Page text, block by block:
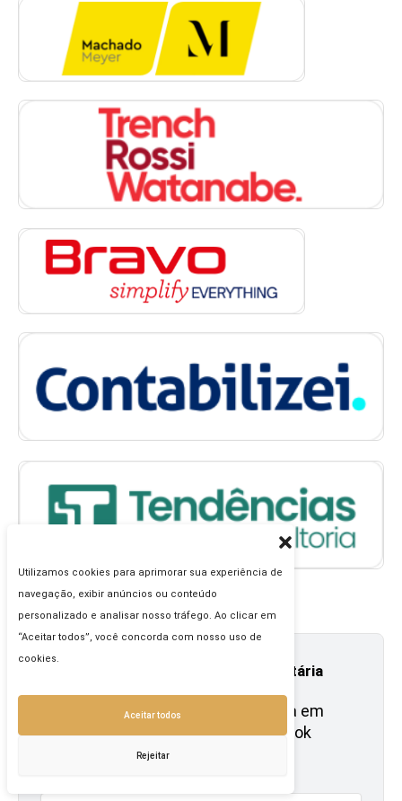
Utilizamos cookies para aprimorar sua experiência de
navegação, exibir anúncios ou conteúdo
personalizado e analisar nosso tráfego. Ao clicar em
“Aceitar todos”, você concorda com nosso uso de
cookies.
Aceitar todos
Rejeitar
Newsletter: domine a reforma tributária
🚀 Aprenda tudo o que você precisa em
apenas 3 minutos e ganhe um e-book